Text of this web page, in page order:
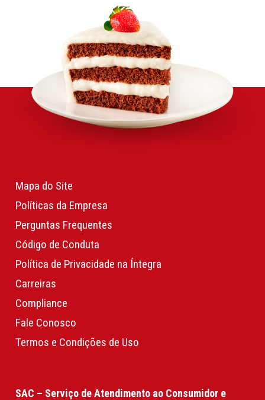
Mapa do Site
Políticas da Empresa
Perguntas Frequentes
Código de Conduta
Política de Privacidade na Íntegra
Carreiras
Compliance
Fale Conosco
Termos e Condições de Uso
SAC – Serviço de Atendimento ao Consumidor e